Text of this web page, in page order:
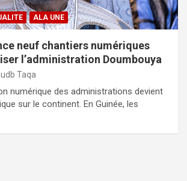
ALA UNE
neuf chantiers numériques
l’administration Doumbouya
Taqa
numérique des administrations devient
sur le continent. En Guinée, les